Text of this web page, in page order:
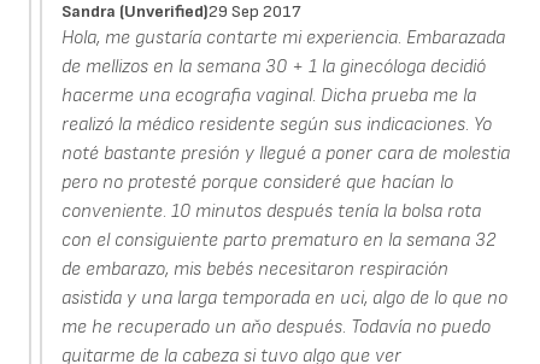
Sandra (unverified)29 Sep 2017
Hola, me gustaría contarte mi experiencia. Embarazada
de mellizos en la semana 30 + 1 la ginecóloga decidió
hacerme una ecografia vaginal. Dicha prueba me la
realizó la médico residente según sus indicaciones. Yo
noté bastante presión y llegué a poner cara de molestia
pero no protesté porque consideré que hacían lo
conveniente. 10 minutos después tenía la bolsa rota
con el consiguiente parto prematuro en la semana 32
de embarazo, mis bebés necesitaron respiración
asistida y una larga temporada en uci, algo de lo que no
me he recuperado un aňo después. Todavía no puedo
quitarme de la cabeza si tuvo algo que ver